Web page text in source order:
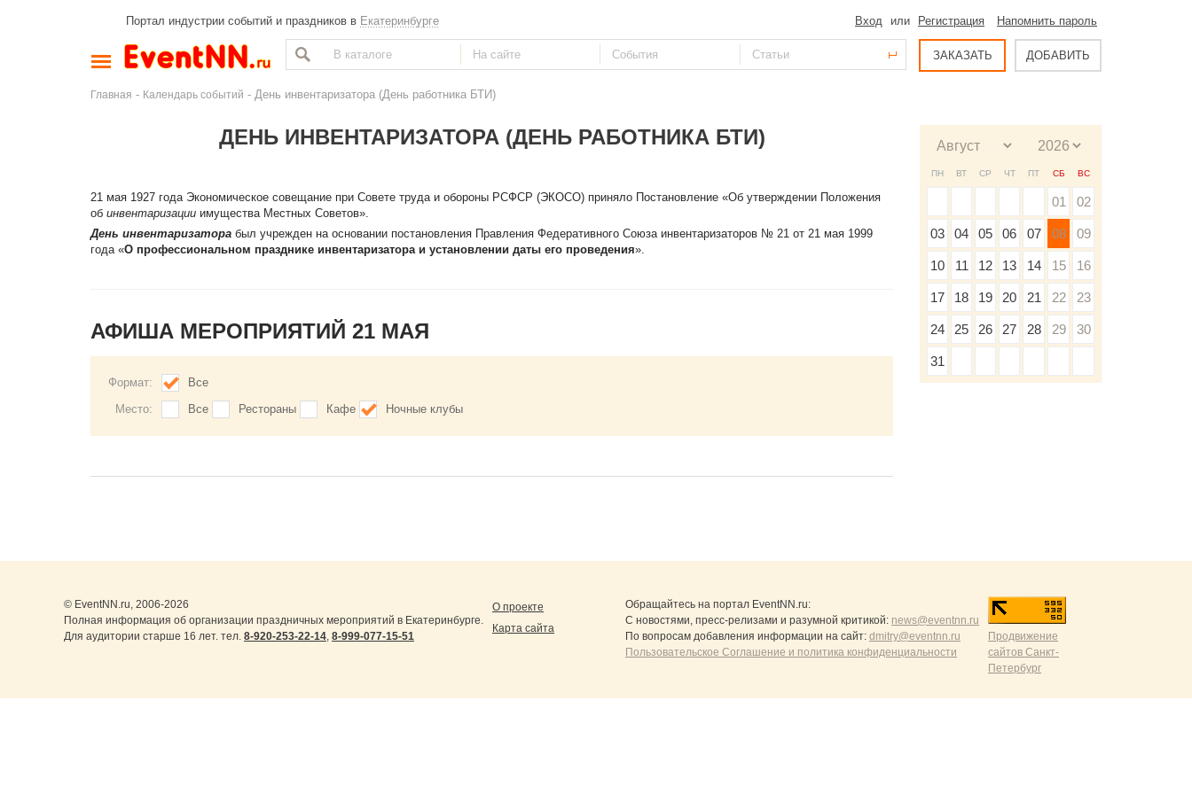
Портал индустрии событий и праздников в Екатеринбурге Вход или Регистрация Напомнить пароль
ЗАКАЗАТЬ ДОБАВИТЬ
Главная - Календарь событий - День инвентаризатора (День работника БТИ)
ДЕНЬ ИНВЕНТАРИЗАТОРА (ДЕНЬ РАБОТНИКА БТИ)
21 мая 1927 года Экономическое совещание при Совете труда и обороны РСФСР (ЭКОСО) приняло Постановление «Об утверждении Положения
об инвентаризации имущества Местных Советов».
День инвентаризатора был учрежден на основании постановления Правления Федеративного Союза инвентаризаторов № 21 от 21 мая 1999
года «О профессиональном празднике инвентаризатора и установлении даты его проведения».
АФИША МЕРОПРИЯТИЙ 21 МАЯ
Формат:
Все
Место:
Все Рестораны Кафе Ночные клубы
ПН ВТ СР ЧТ ПТ СБ ВС
01 02
03 04 05 06 07 08 09
10 11 12 13 14 15 16
17 18 19 20 21 22 23
24 25 26 27 28 29 30
31
© EventNN.ru, 2006-2026
Полная информация об организации праздничных мероприятий в Екатеринбурге.
Для аудитории старше 16 лет. тел. 8-920-253-22-14, 8-999-077-15-51
О проекте
Карта сайта
Обращайтесь на портал EventNN.ru:
С новостями, пресс-релизами и разумной критикой: news@eventnn.ru
По вопросам добавления информации на сайт: dmitry@eventnn.ru
Пользовательское Соглашение и политика конфиденциальности
Продвижение
сайтов Санкт-
Петербург